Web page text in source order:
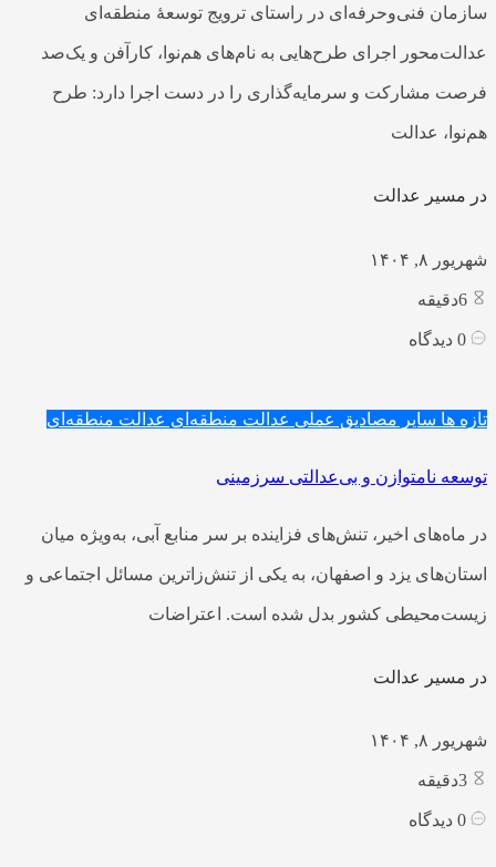
سازمان فنی‌وحرفه‌ای در راستای ترویج توسعۀ منطقه‌ای
عدالت‌محور اجرای طرح‌هایی به نام‌های هم‌نوا، کارآفن و یک‌صد
فرصت مشارکت و سرمایه‌گذاری را در دست اجرا دارد: طرح
هم‌نوا، عدالت
در مسیر عدالت
شهریور ۸, ۱۴۰۴
دقیقه
دیدگاه
تازه ها سایر مصادیق عملی عدالت منطقه‌ای عدالت منطقه‌ای
توسعه نامتوازن و بی‌عدالتی سرزمینی
در ماه‌های اخیر، تنش‌های فزاینده بر سر منابع آبی، به‌ویژه میان
استان‌های یزد و اصفهان، به یکی از تنش‌زاترین مسائل اجتماعی و
زیست‌محیطی کشور بدل شده است. اعتراضات
در مسیر عدالت
شهریور ۸, ۱۴۰۴
دقیقه
دیدگاه